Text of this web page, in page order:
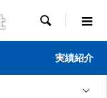

実績紹介